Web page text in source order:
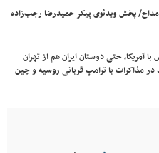
پخش ویدئوی پیکر حمیدرضا رجب‌زاده
آمریکا، حتی دوستان ایران هم از تهران
در مذاکرات با ترامپ قربانی روسیه و چین